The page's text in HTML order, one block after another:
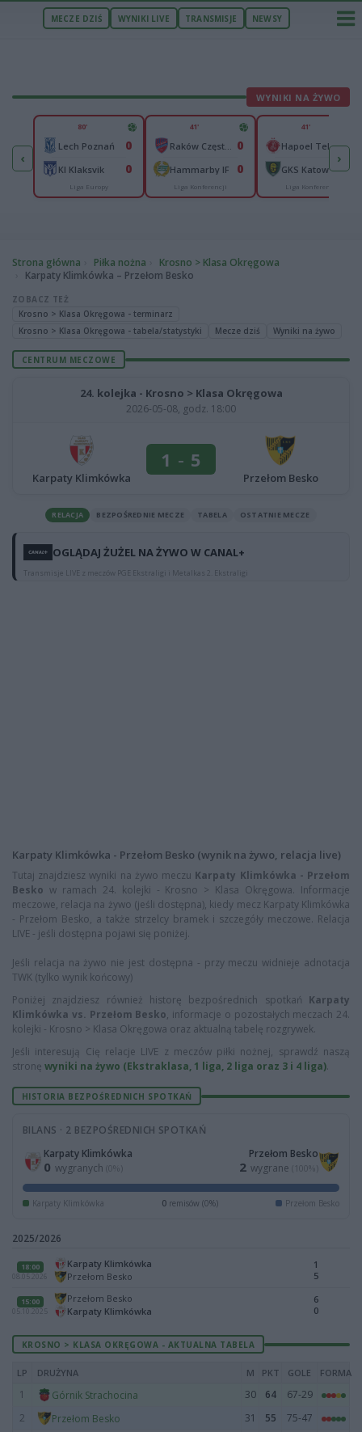
MECZE DZIŚ WYNIKI LIVE TRANSMISJE NEWSY
WYNIKI NA ŻYWO
‹
2
1
80'
Lech Poznań 0
KI Klaksvik 0
Liga Europy
41'
0
Hammarby IF 0
Liga Konferencji
41'
Hapoel Tel Awiw 0
GKS Katowice 0
Liga Konferencji
›
Strona główna Piłka nożna
Krosno > Klasa Okręgowa
Karpaty Klimkówka – Przełom Besko
ZOBACZ TEŻ
Krosno > Klasa Okręgowa - terminarz
Krosno > Klasa Okręgowa - tabela/statystyki
Mecze dziś Wyniki na żywo
CENTRUM MECZOWE
24. kolejka - Krosno > Klasa Okręgowa
2026-05-08, godz. 18:00
Karpaty Klimkówka
1 - 5
Przełom Besko
RELACJA BEZPOŚREDNIE MECZE TABELA OSTATNIE MECZE
OGLĄDAJ ŻUŻEL NA ŻYWO W CANAL+
Transmisje LIVE z meczów PGE Ekstraligi i Metalkas 2. Ekstraligi
Karpaty Klimkówka - Przełom Besko (wynik na żywo, relacja live)
Tutaj znajdziesz wyniki na żywo meczu Karpaty Klimkówka - Przełom
Besko w ramach 24. kolejki - Krosno > Klasa Okręgowa. Informacje
meczowe, relacja na żywo (jeśli dostępna), kiedy mecz Karpaty Klimkówka
- Przełom Besko, a także strzelcy bramek i szczegóły meczowe. Relacja
LIVE - jeśli dostępna pojawi się poniżej.
Jeśli relacja na żywo nie jest dostępna - przy meczu widnieje adnotacja
TWK (tylko wynik końcowy)
Poniżej znajdziesz również historę bezpośrednich spotkań Karpaty
Klimkówka vs. Przełom Besko, informacje o pozostałych meczach 24.
kolejki - Krosno > Klasa Okręgowa oraz aktualną tabelę rozgrywek.
Jeśli interesują Cię relacje LIVE z meczów piłki nożnej, sprawdź naszą
stronę wyniki na żywo (Ekstraklasa, 1 liga, 2 liga oraz 3 i 4 liga).
HISTORIA BEZPOŚREDNICH SPOTKAŃ
BILANS · 2 BEZPOŚREDNICH SPOTKAŃ
Karpaty Klimkówka
0 wygranych (0%)
Przełom Besko
2 wygrane (100%)
Karpaty Klimkówka 0 remisów (0%) Przełom Besko
2025/2026
18:00
08.05.2026
Karpaty Klimkówka
Przełom Besko
1
5
15:00
05.10.2025
Przełom Besko
Karpaty Klimkówka
6
0
KROSNO > KLASA OKRĘGOWA - AKTUALNA TABELA
LP DRUŻYNA M PKT GOLE FORMA
1 Górnik Strachocina 30 64
67-29
2
Przełom Besko 31 55
75-47